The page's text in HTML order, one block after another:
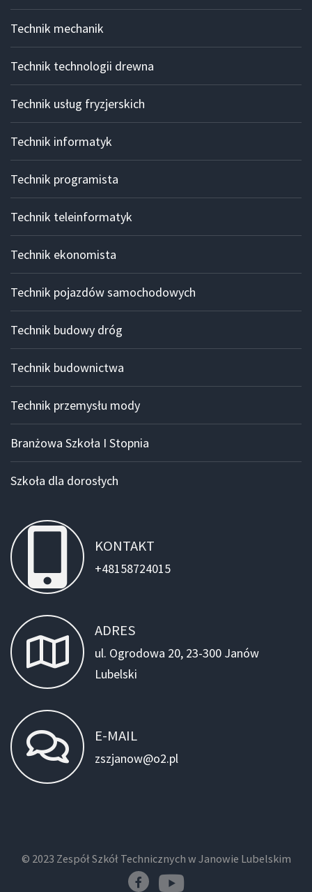
Technik mechanik
Technik technologii drewna
Technik usług fryzjerskich
Technik informatyk
Technik programista
Technik teleinformatyk
Technik ekonomista
Technik pojazdów samochodowych
Technik budowy dróg
Technik budownictwa
Technik przemysłu mody
Branżowa Szkoła I Stopnia
Szkoła dla dorosłych
KONTAKT
+48158724015
ADRES
ul. Ogrodowa 20, 23-300 Janów
Lubelski
E-MAIL
zszjanow@o2.pl
© 2023 Zespół Szkół Technicznych w Janowie Lubelskim
YouTube